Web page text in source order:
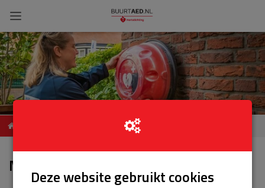
NieuwsDeze website gebruikt cookies